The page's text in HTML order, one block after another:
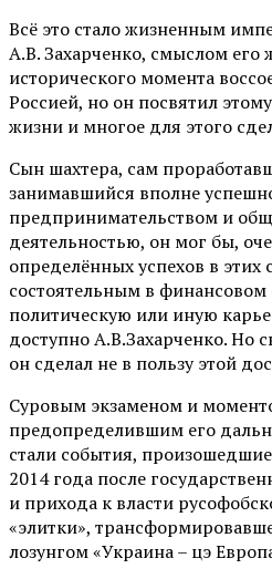
Всё это стало жизненным
А.В. Захарченко, смыслом
исторического момента
Россией, но он посвятил
жизни и многое для этого
Сын шахтера, сам
занимавшийся вполне
предпринимательством и
деятельностью, он мог бы,
определённых успехов в этих
состоятельным в
политическую или иную
доступно А.В.Захарченко. Но
он сделал не в пользу этой
Суровым экзаменом и
предопределившим его
стали события,
2014 года после
и прихода к власти
«элитки»,
лозунгом «Украина – цэ